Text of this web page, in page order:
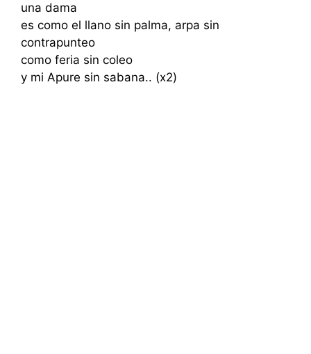
una dama
es como el llano sin palma, arpa sin
contrapunteo
como feria sin coleo
y mi Apure sin sabana.. (x2)